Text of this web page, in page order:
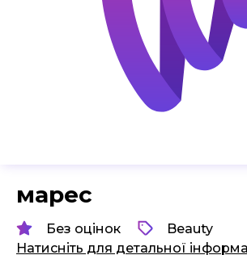
марес
Без оцінок
Beauty
Натисніть для детальної